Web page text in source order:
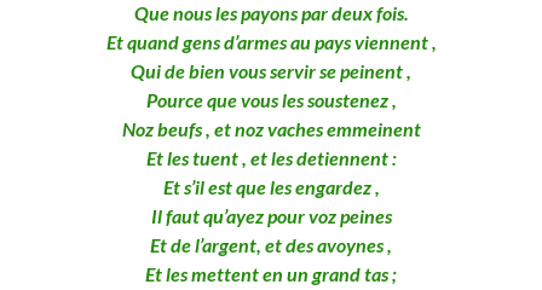
Que nous les payons par deux fois.
Et quand gens d’armes au pays viennent ,
Qui de bien vous servir se peinent ,
Pource que vous les soustenez ,
Noz beufs , et noz vaches emmeinent
Et les tuent , et les detiennent :
Et s’il est que les engardez ,
Il faut qu’ayez pour voz peines
Et de l’argent, et des avoynes ,
Et les mettent en un grand tas ;